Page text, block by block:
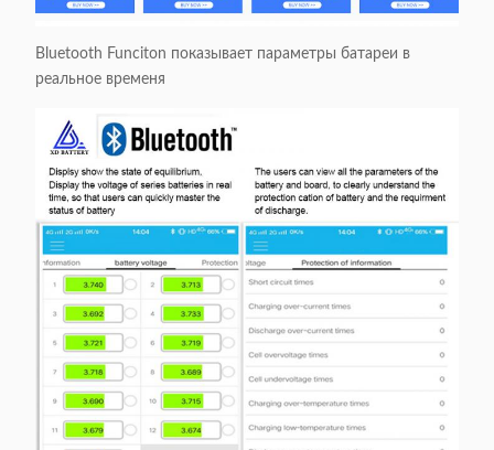
Bluetooth Funciton показывает параметры батареи в
реальное временя